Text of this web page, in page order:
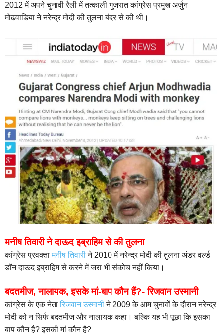
2012 में अपने चुनावी रैली में तत्काली गुजरात कांग्रेस प्रमुख अर्जुन
मोढवाडिया ने नरेन्द्र मोदी की तुलना बंदर से की थी।
मनीष तिवारी ने दाऊद इब्राहिम से की तुलना
कांग्रेस प्रवक्ता मनीष तिवारीने 2010 में नरेन्द्र मोदी की तुलना अंडर वर्ल्ड
डॉन दाऊद इब्राहिम से करने में जरा भी संकोच नहीं किया।
बदतमीज, नालायक, इसके मां-बाप कौन हैं?- रिजवान उस्मानी
कांग्रेस के एक नेता रिजवान उस्मानीने 2009 के आम चुनावों के दौरान नरेन्द्र
मोदी को न सिर्फ बदतमीज और नालायक कहा। बल्कि यह भी पूछा कि इसका
बाप कौन है? इसकी मां कौन है?